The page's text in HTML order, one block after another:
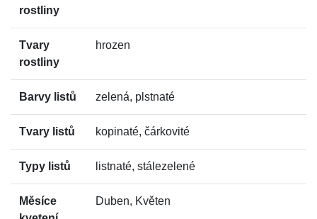
rostliny
Tvary
rostliny
hrozen
Barvy listů zelená, plstnaté
Tvary listů kopinaté, čárkovité
Typy listů listnaté, stálezelené
Měsíce
Duben, Květen